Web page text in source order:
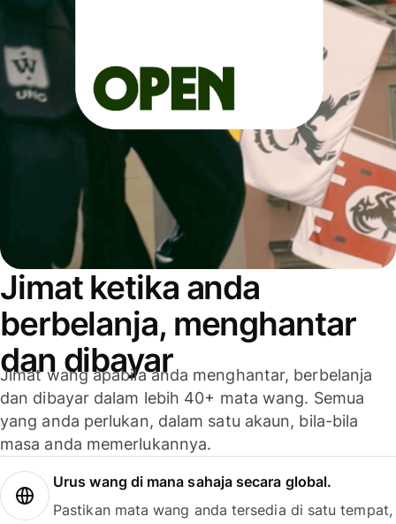
Jimat ketika anda
berbelanja, menghantar
dan dibayar
Jimat wang apabila anda menghantar, berbelanja
dan dibayar dalam lebih 40+ mata wang. Semua
yang anda perlukan, dalam satu akaun, bila-bila
masa anda memerlukannya.
Urus wang di mana sahaja secara global.
Pastikan mata wang anda tersedia di satu tempat,